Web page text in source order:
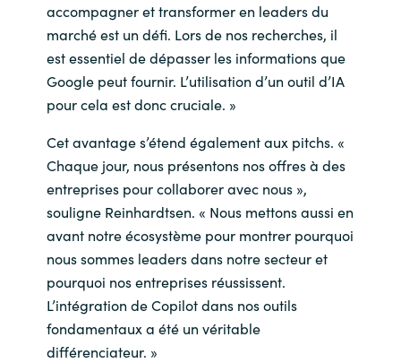
accompagner et transformer en leaders du
marché est un défi. Lors de nos recherches, il
est essentiel de dépasser les informations que
Google peut fournir. L’utilisation d’un outil d’IA
pour cela est donc cruciale. »
Cet avantage s’étend également aux pitchs. «
Chaque jour, nous présentons nos offres à des
entreprises pour collaborer avec nous »,
souligne Reinhardtsen. « Nous mettons aussi en
avant notre écosystème pour montrer pourquoi
nous sommes leaders dans notre secteur et
pourquoi nos entreprises réussissent.
L’intégration de Copilot dans nos outils
fondamentaux a été un véritable
différenciateur. »